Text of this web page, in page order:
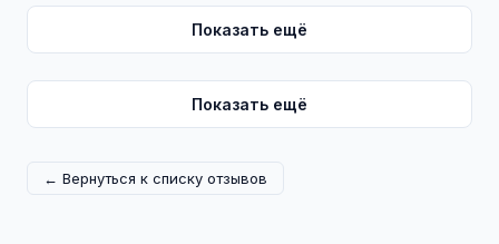
Показать ещё
Показать ещё
← Вернуться к списку отзывов